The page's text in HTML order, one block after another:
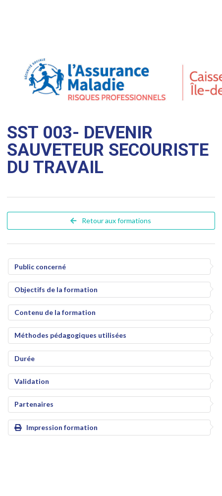
SST 003- DEVENIR
SAUVETEUR SECOURISTE
DU TRAVAIL
Retour aux formations
Public concerné
Objectifs de la formation
Contenu de la formation
Méthodes pédagogiques utilisées
Durée
Validation
Partenaires
Impression formation